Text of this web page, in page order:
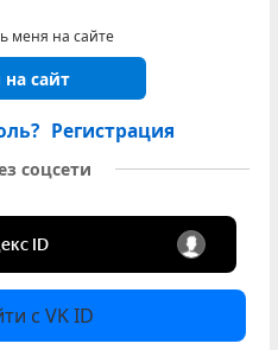
меня на сайте
сайт
Регистрация
соцсети
с VK ID